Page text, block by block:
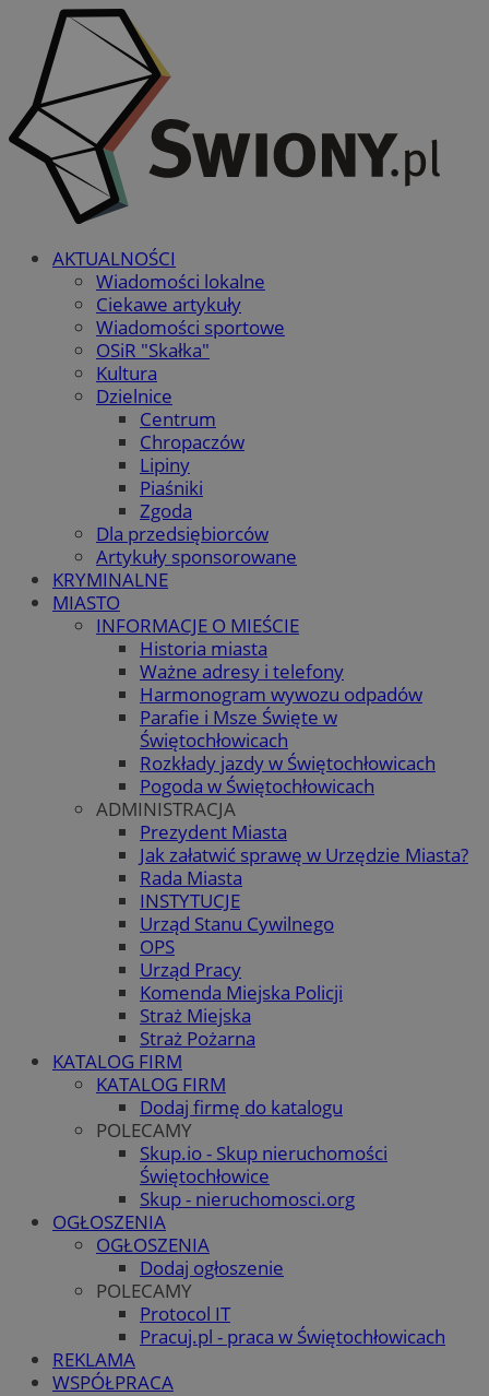
AKTUALNOŚCI
Wiadomości lokalne
Ciekawe artykuły
Wiadomości sportowe
OSiR "Skałka"
Kultura
Dzielnice
Centrum
Chropaczów
Lipiny
Piaśniki
Zgoda
Dla przedsiębiorców
Artykuły sponsorowane
KRYMINALNE
MIASTO
INFORMACJE O MIEŚCIE
Historia miasta
Ważne adresy i telefony
Harmonogram wywozu odpadów
Parafie i Msze Święte w
Świętochłowicach
Rozkłady jazdy w Świętochłowicach
Pogoda w Świętochłowicach
ADMINISTRACJA
Prezydent Miasta
Jak załatwić sprawę w Urzędzie Miasta?
Rada Miasta
INSTYTUCJE
Urząd Stanu Cywilnego
OPS
Urząd Pracy
Komenda Miejska Policji
Straż Miejska
Straż Pożarna
KATALOG FIRM
KATALOG FIRM
Dodaj firmę do katalogu
POLECAMY
Skup.io - Skup nieruchomości
Świętochłowice
Skup - nieruchomosci.org
OGŁOSZENIA
OGŁOSZENIA
Dodaj ogłoszenie
POLECAMY
Protocol IT
Pracuj.pl - praca w Świętochłowicach
REKLAMA
WSPÓŁPRACA